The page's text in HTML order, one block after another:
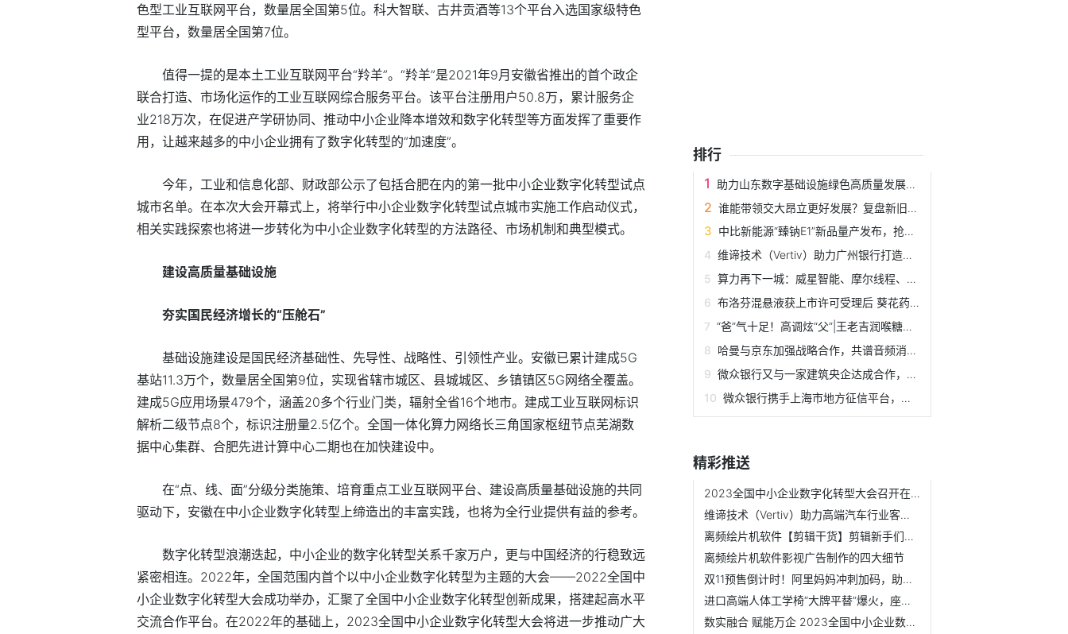
色型工业互联网平台，数量居全国第5位。科大智联、古井贡酒等13个平台入选国家级特色
型平台，数量居全国第7位。
值得一提的是本土工业互联网平台“羚羊”。“羚羊”是2021年9月安徽省推出的首个政企
联合打造、市场化运作的工业互联网综合服务平台。该平台注册用户50.8万，累计服务企
业218万次，在促进产学研协同、推动中小企业降本增效和数字化转型等方面发挥了重要作
用，让越来越多的中小企业拥有了数字化转型的“加速度”。
今年，工业和信息化部、财政部公示了包括合肥在内的第一批中小企业数字化转型试点
城市名单。在本次大会开幕式上，将举行中小企业数字化转型试点城市实施工作启动仪式，
相关实践探索也将进一步转化为中小企业数字化转型的方法路径、市场机制和典型模式。
建设高质量基础设施
夯实国民经济增长的“压舱石”
基础设施建设是国民经济基础性、先导性、战略性、引领性产业。安徽已累计建成5G
基站11.3万个，数量居全国第9位，实现省辖市城区、县城城区、乡镇镇区5G网络全覆盖。
建成5G应用场景479个，涵盖20多个行业门类，辐射全省16个地市。建成工业互联网标识
解析二级节点8个，标识注册量2.5亿个。全国一体化算力网络长三角国家枢纽节点芜湖数
据中心集群、合肥先进计算中心二期也在加快建设中。
在“点、线、面”分级分类施策、培育重点工业互联网平台、建设高质量基础设施的共同
驱动下，安徽在中小企业数字化转型上缔造出的丰富实践，也将为全行业提供有益的参考。
数字化转型浪潮迭起，中小企业的数字化转型关系千家万户，更与中国经济的行稳致远
紧密相连。2022年，全国范围内首个以中小企业数字化转型为主题的大会——2022全国中
小企业数字化转型大会成功举办，汇聚了全国中小企业数字化转型创新成果，搭建起高水平
交流合作平台。在2022年的基础上，2023全国中小企业数字化转型大会将进一步推动广大
排行
助力山东数字基础设施绿色高质量发展，维谛技术（Vertiv）展...
谁能带领交大昂立更好发展？复盘新旧实控方5次关键“交锋”
中比新能源“臻钠E1”新品量产发布，抢占钠电新赛道打造增长...
维谛技术（Vertiv）助力广州银行打造总行级数据中心新标杆
算力再下一城：威星智能、摩尔线程、贵安新区共建智算中心
布洛芬混悬液获上市许可受理后 葵花药业儿童用药用药版图进...
“爸”气十足！高调炫“父”|王老吉润喉糖携爱同行，温情圈粉！
哈曼与京东加强战略合作，共谱音频消费新时代
微众银行又与一家建筑央企达成合作，拓宽中建三局上游供应商...
微众银行携手上海市地方征信平台，活用企业公共信用数据、拓...
精彩推送
2023全国中小企业数字化转型大会召开在即 领略中国制造的安徽力量
维谛技术（Vertiv）助力高端汽车行业客户实现智能升级
离频绘片机软件【剪辑干货】剪辑新手们的心得分享
离频绘片机软件影视广告制作的四大细节
双11预售倒计时！阿里妈妈冲刺加码，助商家“即种快收”赢淘...
进口高端人体工学椅“大牌平替”爆火，座为怎么敢称“中国的H...
数实融合 赋能万企 2023全国中小企业数字化转型大会即将召开